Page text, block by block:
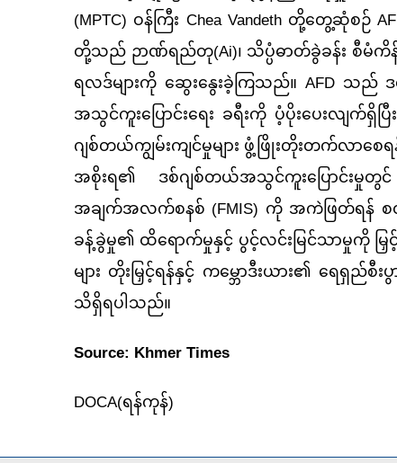
(MPTC) ဝန်ကြီး Chea Vandeth တို့တွေ့ဆုံစဉ်
တို့သည် ဉာဏ်ရည်တု(Ai)၊ သိပ္ပံဓာတ်ခွဲခန်း စီမံကိ
ရလဒ်များကို ဆွေးနွေးခဲ့ကြသည်။ AFD သည် ဒ
အသွင်ကူးပြောင်းရေး ခရီးကို ပံ့ပိုးပေးလျက်
ဂျစ်တယ်ကျွမ်းကျင်မှုများ ဖွံ့ဖြိုးတိုးတက်လာစေ
အစိုးရ၏ ဒစ်ဂျစ်တယ်အသွင်ကူးပြောင်း
အချက်အလက်စနစ် (FMIS) ကို အကဲဖြတ်ရန်
ခန့်ခွဲမှု၏ ထိရောက်မှုနှင့် ပွင့်လင်းမြင်သာမှုကို မ
များ တိုးမြှင့်ရန်နှင့် ကမ္ဘောဒီးယား၏ ရေရှည်စီ
သိရှိရပါသည်။
Source: Khmer Times
DOCA(ရန်ကုန်)